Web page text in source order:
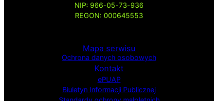
NIP: 966-05-73-936
REGON: 000645553
Mapa serwisu
Ochrona danych osobowych
Kontakt
ePUAP
Biuletyn Informacji Publicznej